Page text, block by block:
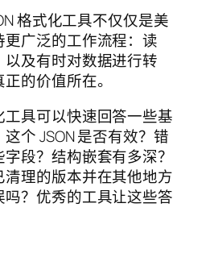
格式化工具不仅仅是美
广泛的工作流程：读
及有时对数据进行转
的价值所在。
具可以快速回答一些基
个 JSON 是否有效？错
段？结构嵌套有多深？
理的版本并在其他地方
？优秀的工具让这些答